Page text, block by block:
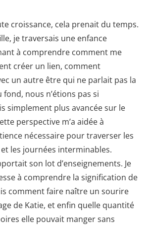
croissance, cela prenait du temps.
je traversais une enfance
à comprendre comment me
créer un lien, comment
un autre être qui ne parlait pas la
fond, nous n’étions pas si
simplement plus avancée sur le
perspective m’a aidée à
nécessaire pour traverser les
les journées interminables.
son lot d’enseignements. Je
à comprendre la signification de
comment faire naître un sourire
de Katie, et enfin quelle quantité
elle pouvait manger sans